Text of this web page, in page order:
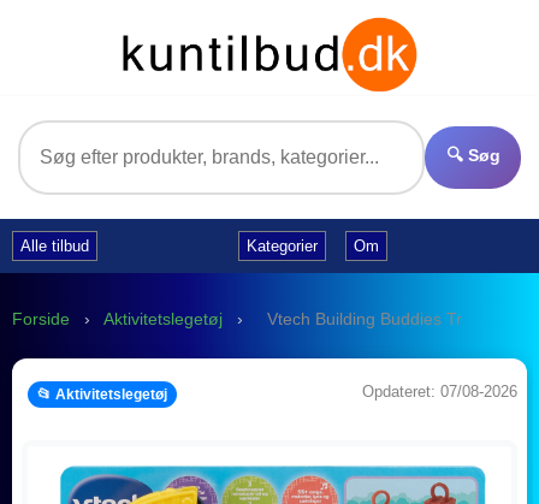
🔍 Søg
Alle tilbud Kategorier Om
Forside › Aktivitetslegetøj › Vtech Building Buddies Tr
📂 Aktivitetslegetøj Opdateret: 07/08-2026